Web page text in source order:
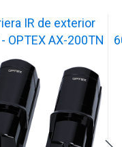
IR de exterior
OPTEX AX-200TN